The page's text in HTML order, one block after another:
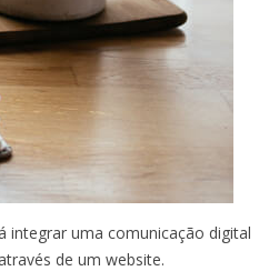
integrar uma comunicação digital
de um website.